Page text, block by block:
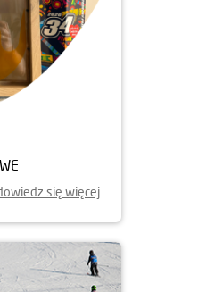
się więcej